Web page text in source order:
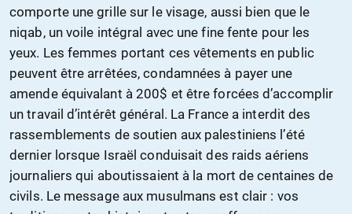
comporte une grille sur le visage, aussi bien que le
niqab, un voile intégral avec une fine fente pour les
yeux. Les femmes portant ces vêtements en public
peuvent être arrêtées, condamnées à payer une
amende équivalant à 200$ et être forcées d’accomplir
un travail d’intérêt général. La France a interdit des
rassemblements de soutien aux palestiniens l’été
dernier lorsque Israël conduisait des raids aériens
journaliers qui aboutissaient à la mort de centaines de
civils. Le message aux musulmans est clair : vos